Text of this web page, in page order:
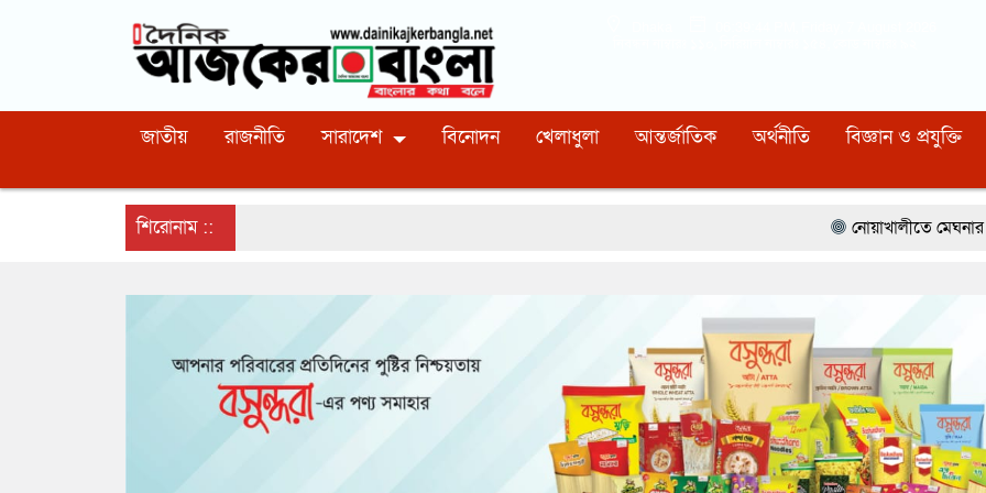
জাতীয় রাজনীতি সারাদেশ বিনোদন খেলাধুলা আন্তর্জাতিক অর্থনীতি বিজ্ঞান ও প্রযুক্তি
শিরোনাম :: নোয়াখালীতে মেঘনার ভাঙনরোধে জিও